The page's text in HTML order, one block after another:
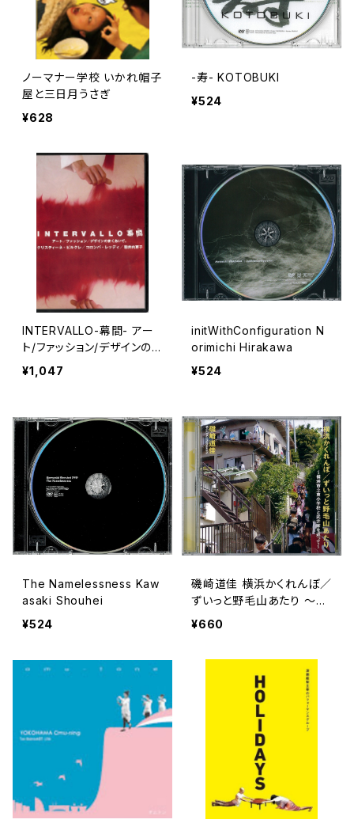
ノーマナー学校 いかれ帽子
屋と三日月うさぎ
¥628
-寿- KOTOBUKI
¥524
INTERVALLO-幕間- アー
ト/ファッション/デザインのま
くあいで
¥1,047
initWithConfiguration N
orimichi Hirakawa
¥524
The Namelessness Kaw
asaki Shouhei
¥524
磯崎道佳 横浜かくれんぼ／
ずいっと野毛山あたり ～横
浜市立東小学校と武井家を
¥660